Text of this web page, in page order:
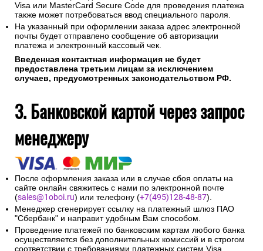
Visa или MasterCard Secure Code для проведения платежа
также может потребоваться ввод специального пароля.
На указанный при оформлении заказа адрес электронной
почты будет отправлено сообщение об авторизации
платежа и электронный кассовый чек.
Введенная контактная информация не будет
предоставлена третьим лицам за исключением
случаев, предусмотренных законодательством РФ.
3. Банковской картой через запрос
менеджеру
После оформления заказа или в случае сбоя оплаты на
сайте онлайн свяжитесь с нами по электронной почте
(sales@1oboi.ru) или телефону (+7(495)128-48-87).
Менеджер сгенерирует ссылку на платежный шлюз ПАО
"Сбербанк" и направит удобным Вам способом.
Проведение платежей по банковским картам любого банка
осуществляется без дополнительных комиссий и в строгом
соответствии с требованиями платежных систем Visa,